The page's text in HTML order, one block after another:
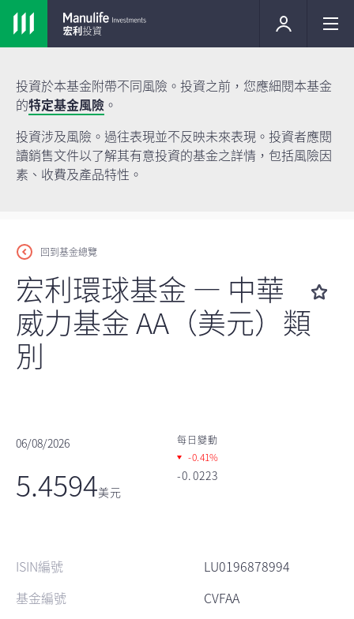
投資於本基金附帶不同風險。投資之前，您應細閱本基金
的特定基金風險 。
投資涉及風險。過往表現並不反映未來表現。投資者應閱
讀銷售文件以了解其有意投資的基金之詳情，包括風險因
素、收費及產品特性。
回到基金總覽
宏利環球基金 — 中華
威力基金 AA（美元）類
別
06/08/2026
5.4594美元
每日變動
-0.41%
-0.0223
ISIN編號
LU0196878994
基金編號
CVFAA